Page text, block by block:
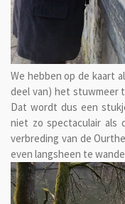
We hebben op de kaart
deel van) het stuwmeer
Dat wordt dus een
niet zo spectaculair als
verbreding van de
even langsheen te